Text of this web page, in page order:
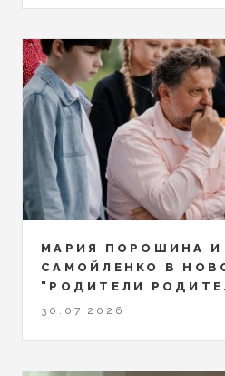
МАРИЯ ПОРОШИНА И
САМОЙЛЕНКО В
"РОДИТЕЛИ
30.07.2026